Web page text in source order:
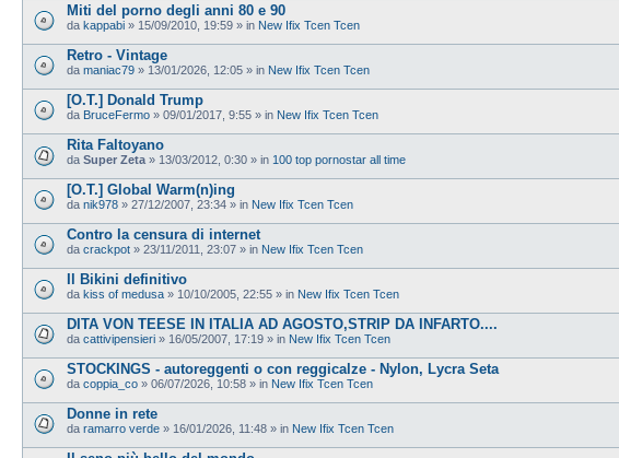
Miti del porno degli anni 80 e 90
da kappabi » 15/09/2010, 19:59 » in New Ifix Tcen Tcen
Retro - Vintage
da maniac79 » 13/01/2026, 12:05 » in New Ifix Tcen Tcen
[O.T.] Donald Trump
da BruceFermo » 09/01/2017, 9:55 » in New Ifix Tcen Tcen
Rita Faltoyano
da Super Zeta » 13/03/2012, 0:30 » in 100 top pornostar all time
[O.T.] Global Warm(n)ing
da nik978 » 27/12/2007, 23:34 » in New Ifix Tcen Tcen
Contro la censura di internet
da crackpot » 23/11/2011, 23:07 » in New Ifix Tcen Tcen
Il Bikini definitivo
da kiss of medusa » 10/10/2005, 22:55 » in New Ifix Tcen Tcen
DITA VON TEESE IN ITALIA AD AGOSTO,STRIP DA INFARTO....
da cattivipensieri » 16/05/2007, 17:19 » in New Ifix Tcen Tcen
STOCKINGS - autoreggenti o con reggicalze - Nylon, Lycra Seta
da coppia_co » 06/07/2026, 10:58 » in New Ifix Tcen Tcen
Donne in rete
da ramarro verde » 16/01/2026, 11:48 » in New Ifix Tcen Tcen